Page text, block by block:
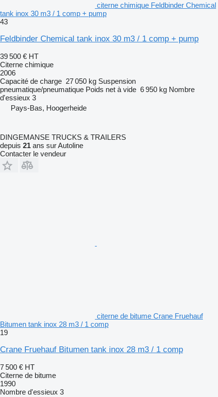
citerne chimique Feldbinder Chemical
tank inox 30 m3 / 1 comp + pump
43
Feldbinder Chemical tank inox 30 m3 / 1 comp + pump
39 500 € HT
Citerne chimique
2006
Capacité de charge 27 050 kg Suspension
pneumatique/pneumatique Poids net à vide 6 950 kg Nombre
d'essieux 3
Pays-Bas, Hoogerheide
DINGEMANSE TRUCKS & TRAILERS
depuis 21 ans sur Autoline
Contacter le vendeur
citerne de bitume Crane Fruehauf
Bitumen tank inox 28 m3 / 1 comp
19
Crane Fruehauf Bitumen tank inox 28 m3 / 1 comp
7 500 € HT
Citerne de bitume
1990
Nombre d'essieux 3